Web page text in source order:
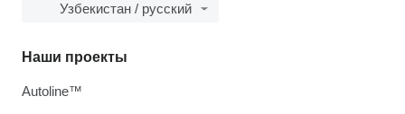
Узбекистан / русский
Наши проекты
Autoline™